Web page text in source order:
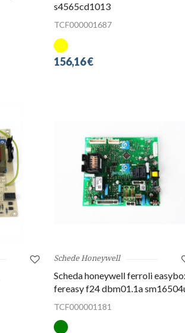
s4565cd1013
TCF000001687
156,16 €
Schede Honeywell
Scheda honeywell ferroli
fereasy f24 dbm01.1a
TCF000001181